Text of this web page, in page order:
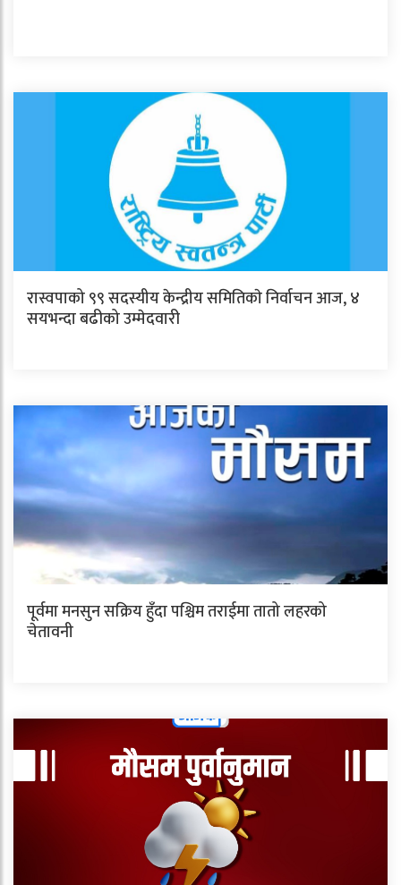
रास्वपाको ९९ सदस्यीय केन्द्रीय समितिकाे निर्वाचन आज, ४
सयभन्दा बढीको उम्मेदवारी
पूर्वमा मनसुन सक्रिय हुँदा पश्चिम तराईमा तातो लहरको
चेतावनी